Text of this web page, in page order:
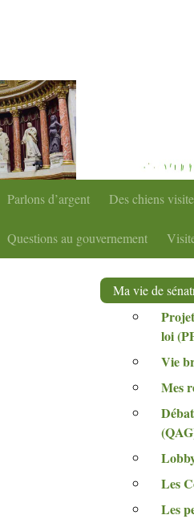
Parlons d’argent Des chiens
Questions au gouvernement
Ma vie de
loi (
Vie
Mes
(QAG
Les
Les